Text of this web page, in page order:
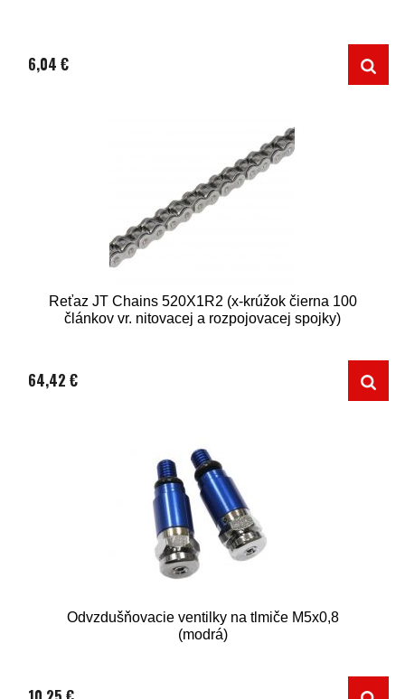
6,04 €
Reťaz JT Chains 520X1R2 (x-krúžok čierna 100
článkov vr. nitovacej a rozpojovacej spojky)
64,42 €
Odvzdušňovacie ventilky na tlmiče M5x0,8
(modrá)